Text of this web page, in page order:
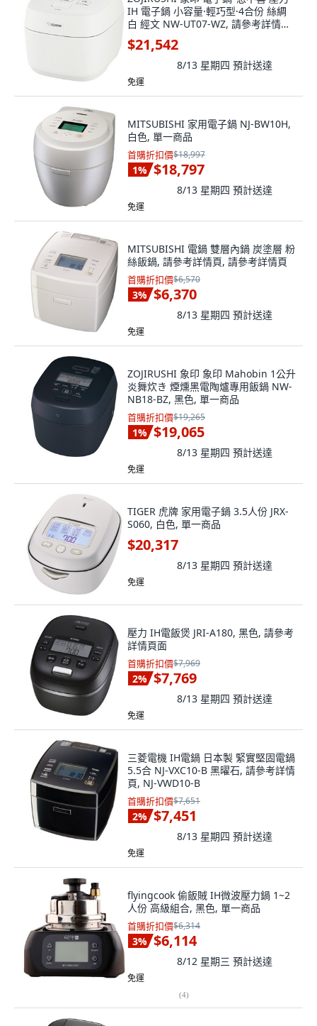
IH 電子鍋 小容量·輕巧型·4合份 絲綢
白 經文 NW-UT07-WZ, 請參考詳情頁
面
$21,542
8/13 星期四 預計送達
免運
MITSUBISHI 家用電子鍋 NJ-BW10H,
白色, 單一商品
首購折扣價$18,997
1% $18,797
8/13 星期四 預計送達
免運
MITSUBISHI 電鍋 雙層內鍋 炭塗層 粉
絲飯鍋, 請參考詳情頁, 請參考詳情頁
首購折扣價$6,570
3% $6,370
8/13 星期四 預計送達
免運
ZOJIRUSHI 象印 象印 Mahobin 1公升
炎舞炊き 煙燻黑電陶爐專用飯鍋 NW-
NB18-BZ, 黑色, 單一商品
首購折扣價$19,265
1% $19,065
8/13 星期四 預計送達
免運
TIGER 虎牌 家用電子鍋 3.5人份 JRX-
S060, 白色, 單一商品
$20,317
8/13 星期四 預計送達
免運
壓力 IH電飯煲 JRI-A180, 黑色, 請參考
詳情頁面
首購折扣價$7,969
2% $7,769
8/13 星期四 預計送達
免運
三菱電機 IH電鍋 日本製 緊實堅固電鍋
5.5合 NJ-VXC10-B 黑曜石, 請參考詳情
頁, NJ-VWD10-B
首購折扣價$7,651
2% $7,451
8/13 星期四 預計送達
免運
flyingcook 偷飯賊 IH微波壓力鍋 1~2
人份 高級組合, 黑色, 單一商品
首購折扣價$6,314
3% $6,114
8/12 星期三 預計送達
免運
(4)